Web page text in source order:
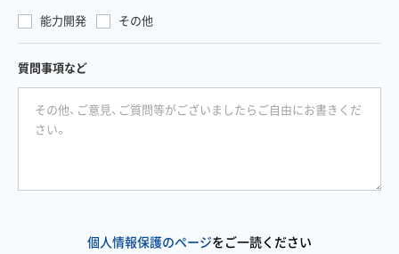
能力開発
その他
質問事項など
個人情報保護のページをご一読ください